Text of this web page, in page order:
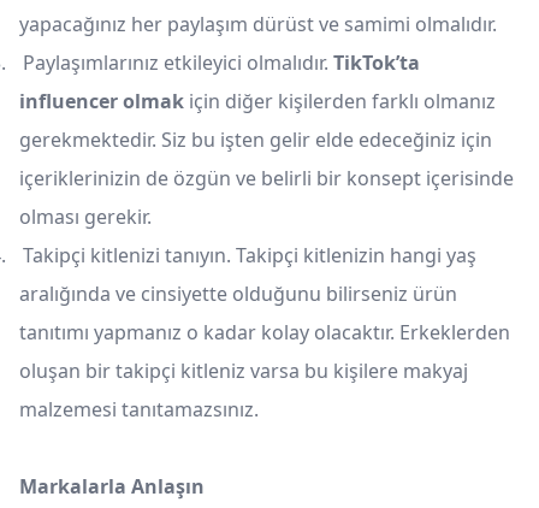
yapacağınız her paylaşım dürüst ve samimi olmalıdır.
Paylaşımlarınız etkileyici olmalıdır. TikTok’ta
influencer olmak için diğer kişilerden farklı olmanız
gerekmektedir. Siz bu işten gelir elde edeceğiniz için
içeriklerinizin de özgün ve belirli bir konsept içerisinde
olması gerekir.
Takipçi kitlenizi tanıyın. Takipçi kitlenizin hangi yaş
aralığında ve cinsiyette olduğunu bilirseniz ürün
tanıtımı yapmanız o kadar kolay olacaktır. Erkeklerden
oluşan bir takipçi kitleniz varsa bu kişilere makyaj
malzemesi tanıtamazsınız.
Markalarla Anlaşın